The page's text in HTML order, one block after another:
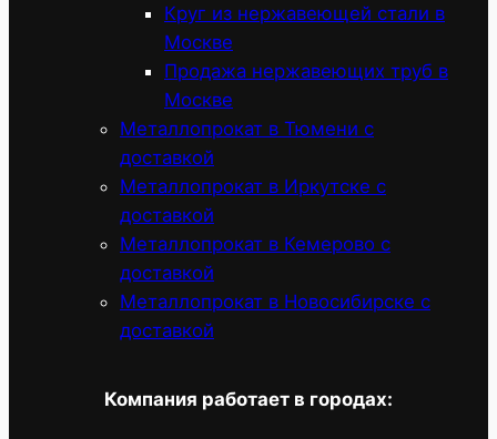
Круг из нержавеющей стали в
Москве
Продажа нержавеющих труб в
Москве
Металлопрокат в Тюмени с
доставкой
Металлопрокат в Иркутске с
доставкой
Металлопрокат в Кемерово с
доставкой
Металлопрокат в Новосибирске с
доставкой
Компания работает в городах: